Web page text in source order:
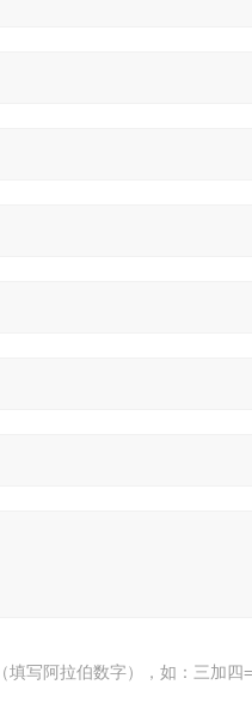
填写阿拉伯数字），如：三加四